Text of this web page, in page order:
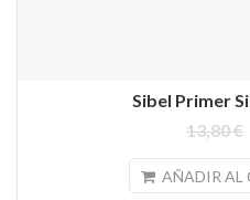
Sibel Primer
13,80 €
AÑADIR AL